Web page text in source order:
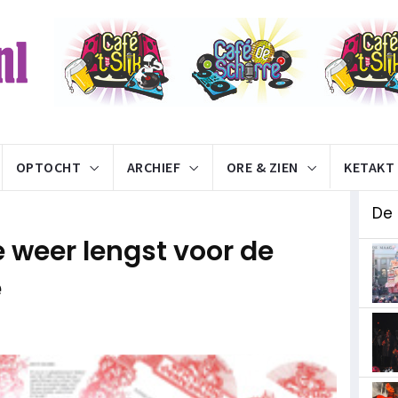
OPTOCHT ARCHIEF ORE & ZIEN KETAKT
lengst voor de
De